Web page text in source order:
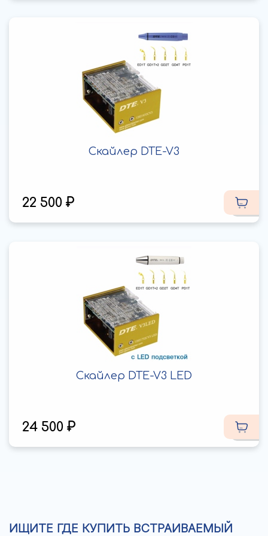
Скайлер DTE-V3
22 500
Скайлер DTE-V3 LED
24 500
ИЩИТЕ ГДЕ КУПИТЬ ВСТРАИВАЕМЫЙ